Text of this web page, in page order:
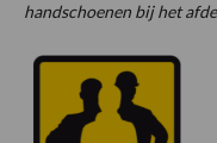
handschoenen bij het